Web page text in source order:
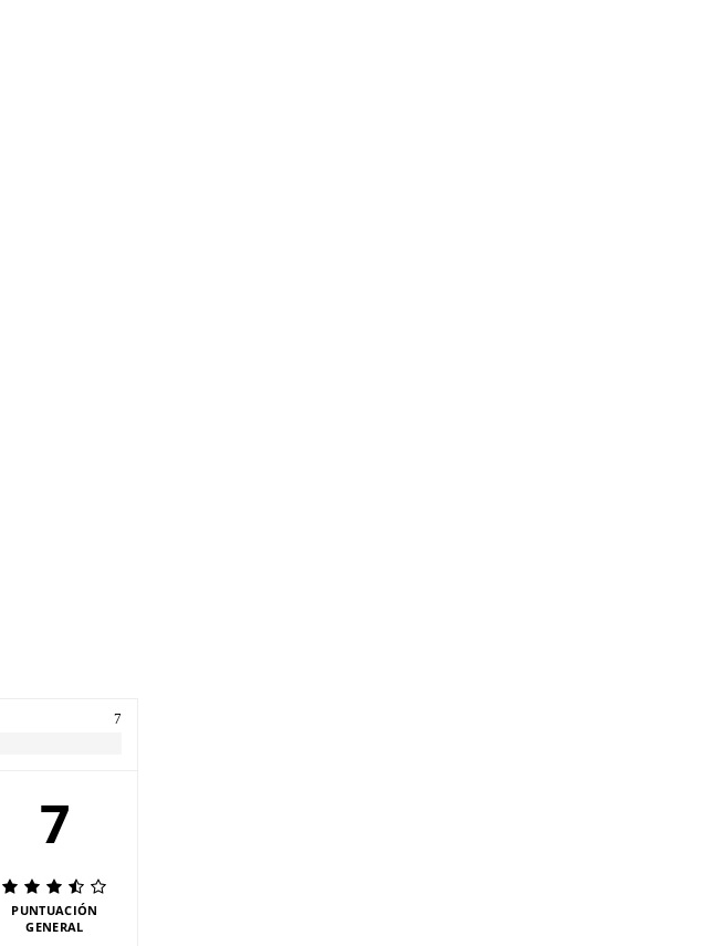
7
7
PUNTUACIÓN
GENERAL